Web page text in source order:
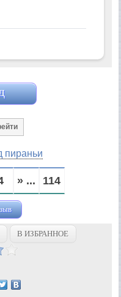
пираньи
» ... 114
В ИЗБРАННОЕ